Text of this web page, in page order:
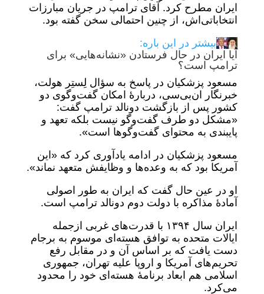
ایران مطرح کرد. آقای ترامپ در جریان مبارزات
انتخاباتی‌اش، از چنین احتمالی سخن گفته بود.
بیشتر در این باره:
آیا ایران در حال فرستادن «نشانه‌هایی» برای
ترامپ است؟
مسعود پزشکیان در پاسخ به سؤال لِستِر هولت،
خبرنگار ان‌بی‌سی، دربارۀ امکان گفت‌وگوی دو
کشور پس از بازگشت دونالد ترامپ گفت:
«مشکل دو طرف گفت‌وگو نیست بلکه تعهد و
پایبندی به محتوای گفت‌وگوها است».
مسعود پزشکیان در ادامه یادآوری کرد که «این
آمریکا بود که به وعده‌ها و وظایفش متعهد نماند».
او در عین حال گفت که ایران به طور اصولی
آمادهٔ مذاکره با دولت دوم دونالد ترامپ است.
ایران سال ۱۳۹۴ با قدرت‌های غربی ازجمله
ایالات متحده به توافق هسته‌ای موسوم به برجام
دست یافت که بر اساس آن و در مقابل رفع
تحریم‌های آمریکا و اروپا علیه تهران، جمهوری
اسلامی هم ابعاد برنامۀ هسته‌ای خود را محدود
می‌کرد.